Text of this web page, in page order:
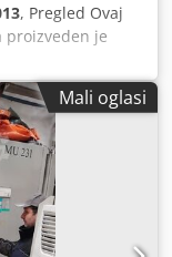
, Pregled Ovaj
proizveden je
u Njemačkoj.
proizvodnja u
za
Dve Aahsr
fl/h -
(75 cl) -
Opseg
-
Mali oglasi